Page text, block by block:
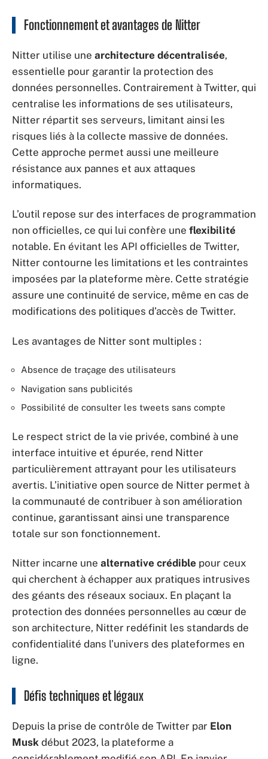
Fonctionnement et avantages de Nitter
Nitter utilise une architecture décentralisée,
essentielle pour garantir la protection des
données personnelles. Contrairement à Twitter, qui
centralise les informations de ses utilisateurs,
Nitter répartit ses serveurs, limitant ainsi les
risques liés à la collecte massive de données.
Cette approche permet aussi une meilleure
résistance aux pannes et aux attaques
informatiques.
L’outil repose sur des interfaces de programmation
non officielles, ce qui lui confère une flexibilité
notable. En évitant les API officielles de Twitter,
Nitter contourne les limitations et les contraintes
imposées par la plateforme mère. Cette stratégie
assure une continuité de service, même en cas de
modifications des politiques d’accès de Twitter.
Les avantages de Nitter sont multiples :
Absence de traçage des utilisateurs
Navigation sans publicités
Possibilité de consulter les tweets sans compte
Le respect strict de la vie privée, combiné à une
interface intuitive et épurée, rend Nitter
particulièrement attrayant pour les utilisateurs
avertis. L’initiative open source de Nitter permet à
la communauté de contribuer à son amélioration
continue, garantissant ainsi une transparence
totale sur son fonctionnement.
Nitter incarne une alternative crédible pour ceux
qui cherchent à échapper aux pratiques intrusives
des géants des réseaux sociaux. En plaçant la
protection des données personnelles au cœur de
son architecture, Nitter redéfinit les standards de
confidentialité dans l’univers des plateformes en
ligne.
Défis techniques et légaux
Depuis la prise de contrôle de Twitter par Elon
Musk début 2023, la plateforme a